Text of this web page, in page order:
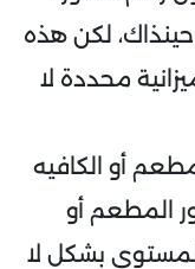
حينذاك، لكن هذه
محددة لا
أو الكافيه
المطعم أو
بشكل لا